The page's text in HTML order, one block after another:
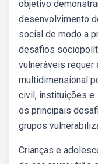
objetivo
desenvolvimento
social de modo a
desafios
vulneráveis requer
multidimensional
civil, instituições
os principais
grupos
Crianças e